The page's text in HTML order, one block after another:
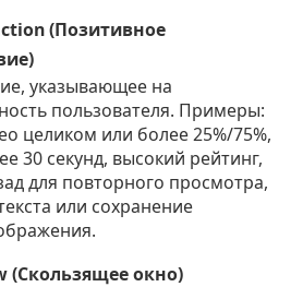
(Позитивное
указывающее на
пользователя. Примеры:
целиком или более 25%/75%,
30 секунд, высокий рейтинг,
для повторного просмотра,
или сохранение
(Скользящее окно)